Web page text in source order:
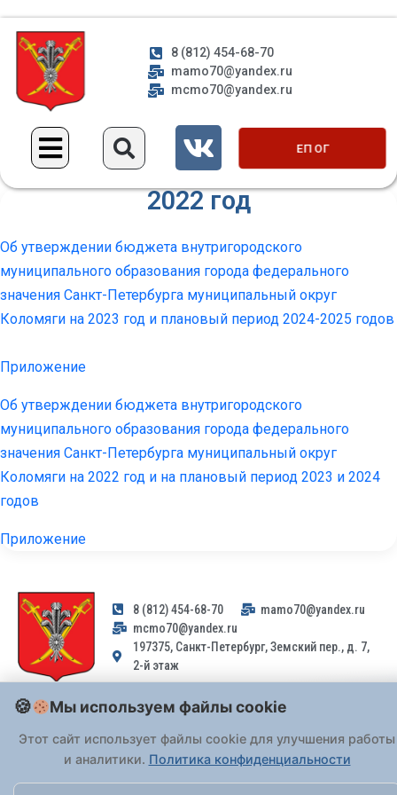
8 (812) 454-68-70
mamo70@yandex.ru
mcmo70@yandex.ru
ЕП ОГ
2022 год
Об утверждении бюджета внутригородского
муниципального образования города федерального
значения Санкт-Петербурга муниципальный округ
Коломяги на 2023 год и плановый период 2024-2025 годов
Приложение
Об утверждении бюджета внутригородского
муниципального образования города федерального
значения Санкт-Петербурга муниципальный округ
Коломяги на 2022 год и на плановый период 2023 и 2024
годов
Приложение
8 (812) 454-68-70
mamo70@yandex.ru
mcmo70@yandex.ru
197375, Санкт-Петербург, Земский пер., д. 7,
2-й этаж
Заявления и обращения граждан и организаций, поступившие на
Федерального закона от 02.05.2006 № 59-ФЗ. Обращения
принимаются только: по почте, черезпортал «Госуслуги» (ЕПГУ)
или лично при предъявлении паспорта.
Мы используем файлы cookie
Этот сайт использует файлы cookie для улучшения работы
и аналитики. Политика конфиденциальности